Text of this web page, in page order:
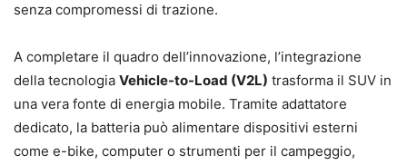
senza compromessi di trazione.
A completare il quadro dell’innovazione, l’integrazione
della tecnologia Vehicle-to-Load (V2L) trasforma il SUV in
una vera fonte di energia mobile. Tramite adattatore
dedicato, la batteria può alimentare dispositivi esterni
come e-bike, computer o strumenti per il campeggio,